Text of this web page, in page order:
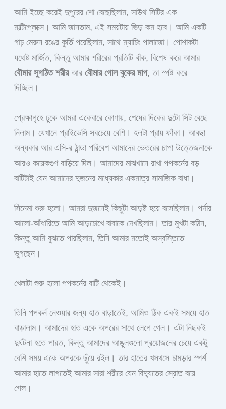
আমি ইচ্ছে করেই দুপুরের শো বেছেছিলাম, সাউথ সিটির এক
মাল্টিপ্লেক্সে। আমি জানতাম, এই সময়টায় ভিড় কম হবে। আমি একটি
গাঢ় মেরুন রঙের কুর্তি পরেছিলাম, সাথে ম্যাচিং পালাজো। পোশাকটা
যথেষ্ট মার্জিত, কিন্তু আমার শরীরের প্রতিটি বাঁক, বিশেষ করে আমার
বৌমার সুগঠিত শরীরআর বৌমার গোল বুকের মাপ, তা স্পষ্ট করে
দিচ্ছিল।
প্রেক্ষাগৃহে ঢুকে আমরা একেবারে কোণায়, শেষের দিকের দুটো সিট বেছে
নিলাম। যেখানে প্রাইভেসি সবচেয়ে বেশি। হলটা প্রায় ফাঁকা। আবছা
অন্ধকার আর এসি-র ঠান্ডা পরিবেশ আমাদের ভেতরের চাপা উত্তেজনাকে
আরও কয়েকগুণ বাড়িয়ে দিল। আমাদের মাঝখানে রাখা পপকর্নের বড়
বাটিটাই যেন আমাদের দুজনের মধ্যেকার একমাত্র সামাজিক বাধা।
সিনেমা শুরু হলো। আমরা দুজনেই কিছুটা আড়ষ্ট হয়ে বসেছিলাম। পর্দার
আলো-আঁধারিতে আমি আড়চোখে বাবাকে দেখছিলাম। তার মুখটা কঠিন,
কিন্তু আমি বুঝতে পারছিলাম, তিনি আমার মতোই অস্বস্তিতে
ভুগছেন।
খেলাটা শুরু হলো পপকর্নের বাটি থেকেই।
তিনি পপকর্ন নেওয়ার জন্য হাত বাড়াতেই, আমিও ঠিক একই সময়ে হাত
বাড়ালাম। আমাদের হাত একে অপরের সাথে লেগে গেল। এটা নিছকই
দুর্ঘটনা হতে পারত, কিন্তু আমাদের আঙুলগুলো প্রয়োজনের চেয়ে একটু
বেশি সময় একে অপরকে ছুঁয়ে রইল। তার হাতের খসখসে চামড়ার স্পর্শ
আমার হাতে লাগতেই আমার সারা শরীরে যেন বিদ্যুতের স্রোত বয়ে
গেল।